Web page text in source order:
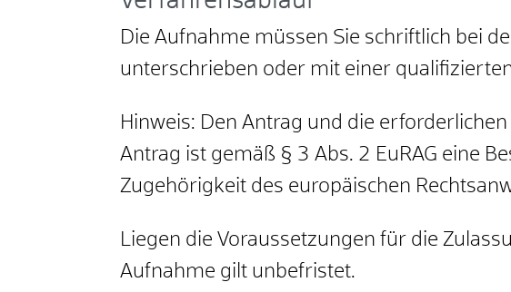
Die Aufnahme müssen Sie schriftlich bei
unterschrieben oder mit einer
Hinweis: Den Antrag und die
Antrag ist gemäß § 3 Abs. 2 EuRAG eine
Zugehörigkeit des europäischen
Liegen die Voraussetzungen für die
Aufnahme gilt unbefristet.